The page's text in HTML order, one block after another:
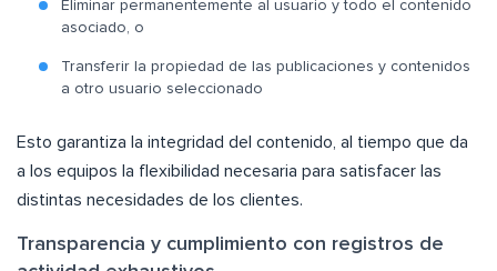
Eliminar permanentemente al usuario y todo el contenido
asociado, o
Transferir la propiedad de las publicaciones y contenidos
a otro usuario seleccionado
Esto garantiza la integridad del contenido, al tiempo que da
a los equipos la flexibilidad necesaria para satisfacer las
distintas necesidades de los clientes.
Transparencia y cumplimiento con registros de